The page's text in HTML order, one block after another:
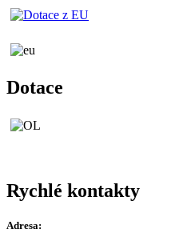
Dotace
Rychlé kontakty
Adresa: